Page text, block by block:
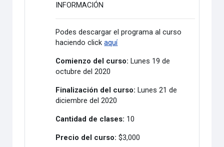
INFORMACIÓN
Podes descargar el programa al curso
haciendo clickaquí
Comienzo del curso: Lunes 19 de
octubre del 2020
Finalización del curso: Lunes 21 de
diciembre del 2020
Cantidad de clases: 10
Precio del curso: $3,000